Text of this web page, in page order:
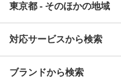
東京都 - そのほかの地域
昭島市
対応サービスから検索
Award 受賞店
ブランドから検索